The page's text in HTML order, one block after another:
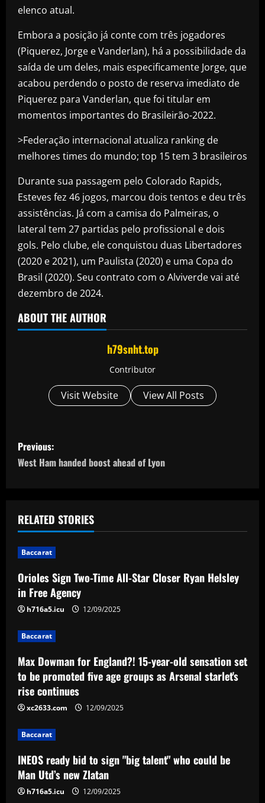
elenco atual.
Embora a posição já conte com três jogadores
(Piquerez, Jorge e Vanderlan), há a possibilidade da
saída de um deles, mais especificamente Jorge, que
acabou perdendo o posto de reserva imediato de
Piquerez para Vanderlan, que foi titular em
momentos importantes do Brasileirão-2022.
>Federação internacional atualiza ranking de
melhores times do mundo; top 15 tem 3 brasileiros
Durante sua passagem pelo Colorado Rapids,
Esteves fez 46 jogos, marcou dois tentos e deu três
assistências. Já com a camisa do Palmeiras, o
lateral tem 27 partidas pelo profissional e dois
gols. Pelo clube, ele conquistou duas Libertadores
(2020 e 2021), um Paulista (2020) e uma Copa do
Brasil (2020). Seu contrato com o Alviverde vai até
dezembro de 2024.
ABOUT THE AUTHOR
h79snht.top
Contributor
Visit Website View All Posts
P
o
t
n
a
v
i
g
a
t
i
o
n
Previous:
West Ham handed boost ahead of Lyon
RELATED STORIES
Baccarat
Orioles Sign Two-Time All-Star Closer Ryan Helsley
in Free Agency
h716a5.icu 12/09/2025
Baccarat
Max Dowman for England?! 15-year-old sensation set
to be promoted five age groups as Arsenal starlet's
rise continues
xc2633.com 12/09/2025
Baccarat
INEOS ready bid to sign "big talent" who could be
Man Utd’s new Zlatan
h716a5.icu 12/09/2025